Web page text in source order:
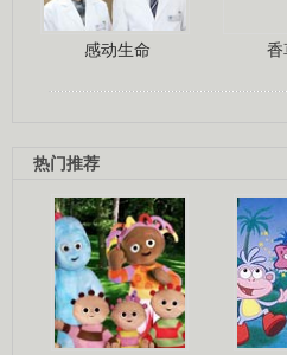
感动生命 香
热门推荐